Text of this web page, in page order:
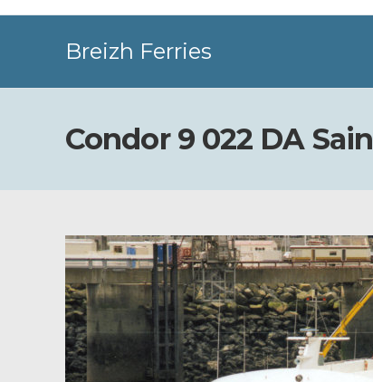
Breizh Ferries
Condor 9 022 DA